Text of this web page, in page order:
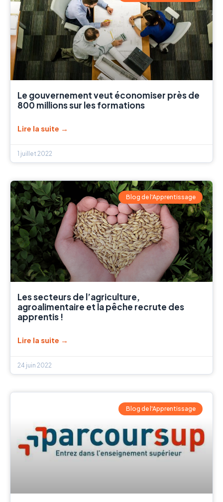
Le gouvernement veut économiser près de
800 millions sur les formations
Lire la suite →
1 juillet 2022
Blog de l'Apprentissage
Les secteurs de l’agriculture,
agroalimentaire et la pêche recrute des
apprentis !
Lire la suite →
24 juin 2022
Blog de l'Apprentissage